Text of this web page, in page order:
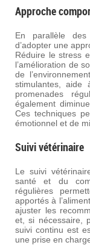
Approche
En parallèle
d’adopter une
Réduire le stress
l’amélioration de
de
stimulantes, aide
promenades
également
Ces techniques
émotionnel et de
Suivi vétérinaire
Le suivi
santé et du
régulières
apportés à
ajuster les
et, si nécessaire,
suivi continu est
une prise en